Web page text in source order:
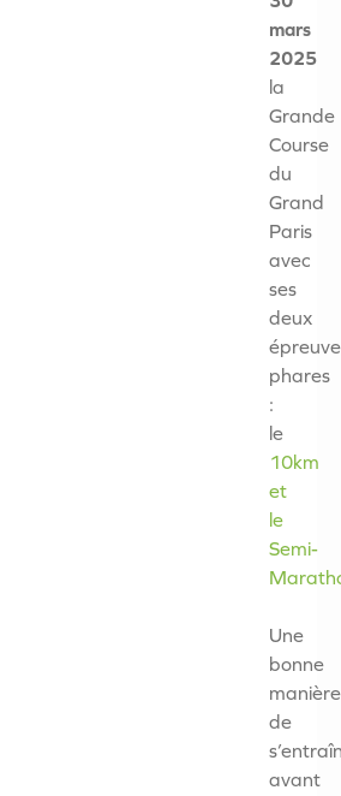
mars
2025
la
Grande
Course
du
Grand
Paris
avec
ses
deux
phares
:
le
10km
et
le
Semi-
Une
bonne
manière
de
avant